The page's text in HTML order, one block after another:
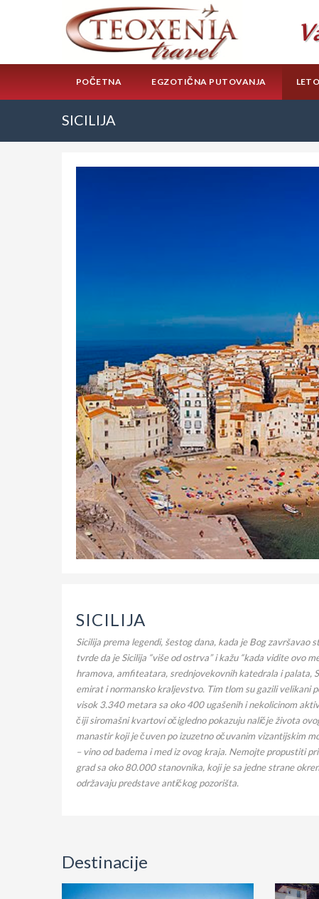
POČETNA EGZOTIČNA PUTOVANJA
SICILIJA
SICILIJA
Sicilija prema legendi, šestog dana, kada je Bog
tvrde da je Sicilija “više od ostrva” i kažu “kada vidite ovo
hramova, amfiteatara, srednjovekovnih katedrala i palata,
emirat i normansko kraljevstvo. Tim tlom su gazili velikani
visok 3.340 metara sa oko 400 ugašenih i nekolicinom
čiji siromašni kvartovi očigledno pokazuju naličje života
manastir koji je čuven po izuzetno očuvanim vizantijskim
– vino od badema i med iz ovog kraja. Nemojte propustiti
grad sa oko 80.000 stanovnika, koji je sa jedne strane
održavaju predstave antičkog pozorišta.
Destinacije